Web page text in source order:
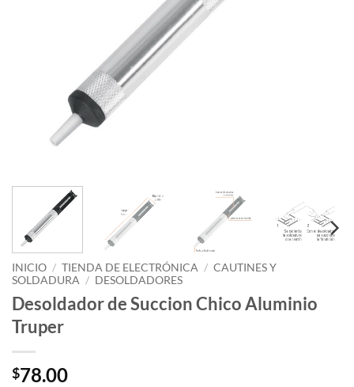
INICIO / TIENDA DE ELECTRÓNICA / CAUTINES Y
SOLDADURA / DESOLDADORES
Desoldador de Succion Chico Aluminio
Truper
$78.00